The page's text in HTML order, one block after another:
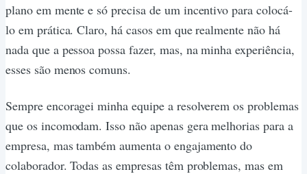
plano em mente e só precisa de um incentivo para colocá-
lo em prática. Claro, há casos em que realmente não há
nada que a pessoa possa fazer, mas, na minha experiência,
esses são menos comuns.
Sempre encoragei minha equipe a resolverem os problemas
que os incomodam. Isso não apenas gera melhorias para a
empresa, mas também aumenta o engajamento do
colaborador. Todas as empresas têm problemas, mas em